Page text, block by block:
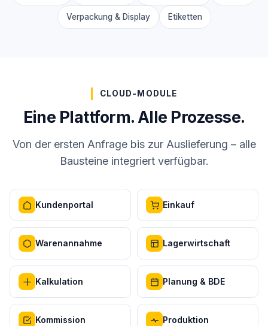
Verpackung & Display Etiketten
CLOUD-MODULE
Eine Plattform. Alle Prozesse.
Von der ersten Anfrage bis zur Auslieferung – alle
Bausteine integriert verfügbar.
Kundenportal Einkauf
Warenannahme Lagerwirtschaft
Kalkulation Planung & BDE
Kommission Produktion